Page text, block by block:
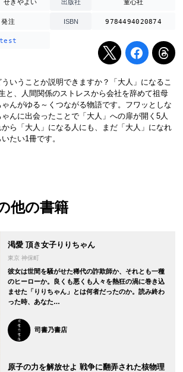
せきやよい 出版社 童心社
発注 ISBN 9784494020874
test
ういうことか説明できますか？「大人」になるこ
と、人間関係のストレスから会社を辞めて祖母
んがゆる～くつながる物語です。フワッとしな
んに出会ったことで「大人」への扉が開く5人
ら「大人」になる人にも、まだ「大人」になれ
たい1冊です。
他の書籍
渇愛 頂き女子りりちゃん
東京 神保町
彼女は世間を騒がせた稀代の詐欺師か、それとも一種
のヒーローか。良くも悪くも人々を熱狂の渦に巻き込
ませた「りりちゃん」とは何者だったのか。読み終わ
った時、あなた…
司書乃書店
原子の力を解放せよ 戦争に翻弄された核物理